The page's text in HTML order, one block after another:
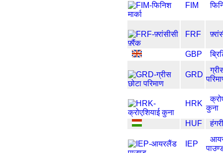
FIM
FRF
GBP
GRD
HRK
कुना
HUF
IEP